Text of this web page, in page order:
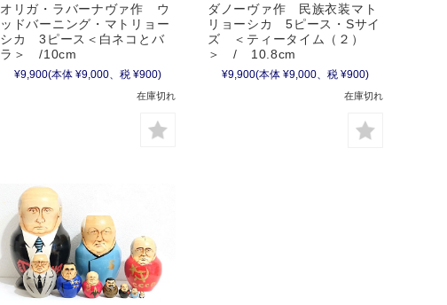
オリガ・ラバーナヴァ作 ウ
ッドバーニング・マトリョー
シカ 3ピース＜白ネコとバ
ラ＞ /10cm
¥9,900(本体 ¥9,000、税 ¥900)
在庫切れ
ダノーヴァ作 民族衣装マト
リョーシカ 5ピース・Sサイ
ズ ＜ティータイム（２）
＞ / 10.8cm
¥9,900(本体 ¥9,000、税 ¥900)
在庫切れ